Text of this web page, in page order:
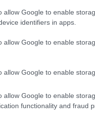
allow Google to enable
identifiers in apps.
allow Google to enable
allow Google to enable
allow Google to enable
functionality and fraud
η
και η τονομετρία
διαγνώσει σε πολύ
ότι οι βλάβες που
τονίζει ο Δρ.
από το